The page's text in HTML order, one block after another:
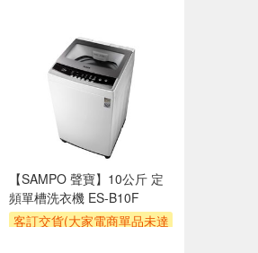
【SAMPO 聲寶】10公斤 定
頻單槽洗衣機 ES-B10F
客訂交貨(大家電商單品未達